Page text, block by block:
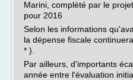
Marini, complété par le
pour 2016
Selon les informations
la dépense fiscale
* ).
Par ailleurs, d'importants
année entre l'évaluation